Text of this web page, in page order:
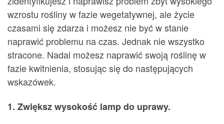
wzrostu rośliny w fazie wegetatywnej, ale życie
czasami się zdarza i możesz nie być w stanie
naprawić problemu na czas. Jednak nie wszystko
stracone. Nadal możesz naprawić swoją roślinę w
fazie kwitnienia, stosując się do następujących
wskazówek.
1. Zwiększ wysokość lamp do uprawy.